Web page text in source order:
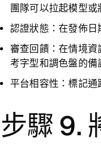
團隊可以拉起模型
認證狀態：在發佈日
審查回饋：在情境資
考字型和調色盤的備
平台相容性：標記通
步驟 9.